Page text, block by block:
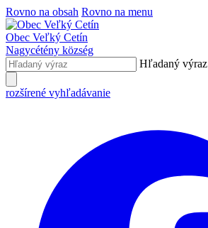
Rovno na obsah Rovno na menu
Obec Veľký Cetín
Nagycétény község
Hľadaný výraz
rozšírené vyhľadávanie